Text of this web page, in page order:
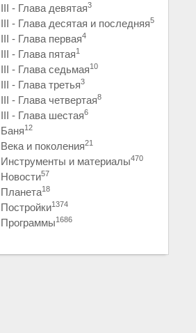
III - Глава девятая3
III - Глава десятая и последняя5
III - Глава первая4
III - Глава пятая1
III - Глава седьмая10
III - Глава третья3
III - Глава четвертая8
III - Глава шестая6
Баня12
Века и поколения21
Инструменты и материалы470
Новости57
Планета18
Постройки1374
Программы1686